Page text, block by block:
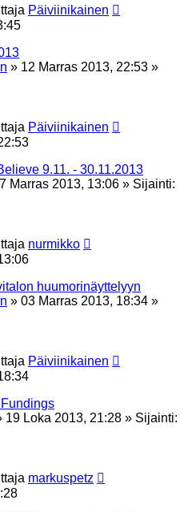
Päiviinikainen
» 12 Marras 2013, 22:53 »
Päiviinikainen
9.11. - 30.11.2013
Marras 2013, 13:06 » Sijainti:
nurmikko
huumorinäyttelyyn
» 03 Marras 2013, 18:34 »
Päiviinikainen
19 Loka 2013, 21:28 » Sijainti:
markuspetz